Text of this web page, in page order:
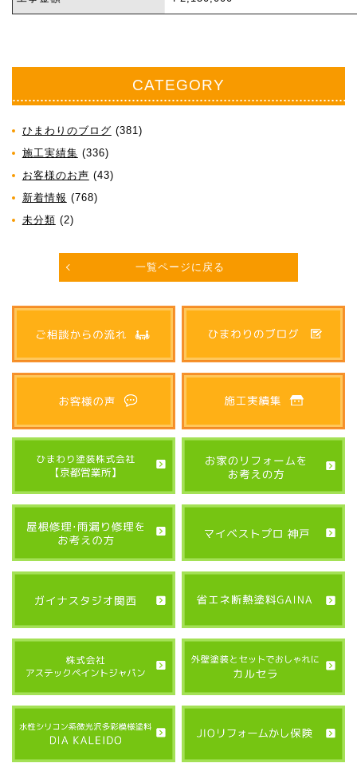
CATEGORY
ひまわりのブログ (381)
施工実績集 (336)
お客様のお声 (43)
新着情報 (768)
未分類 (2)
一覧ページに戻る